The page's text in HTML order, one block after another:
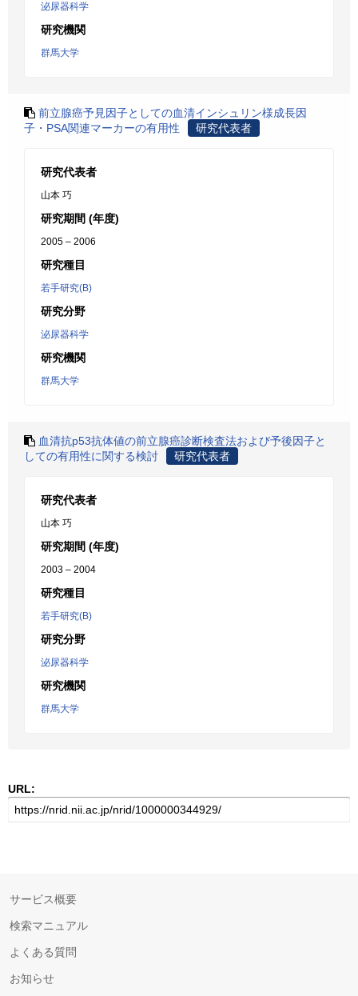
泌尿器科学
研究機関
群馬大学
前立腺癌予見因子としての血清インシュリン様成長因
子・PSA関連マーカーの有用性
研究代表者
研究代表者
山本 巧
研究期間 (年度)
2005 – 2006
研究種目
若手研究(B)
研究分野
泌尿器科学
研究機関
群馬大学
血清抗p53抗体値の前立腺癌診断検査法および予後因子と
しての有用性に関する検討
研究代表者
研究代表者
山本 巧
研究期間 (年度)
2003 – 2004
研究種目
若手研究(B)
研究分野
泌尿器科学
研究機関
群馬大学
URL:
サービス概要
検索マニュアル
よくある質問
お知らせ